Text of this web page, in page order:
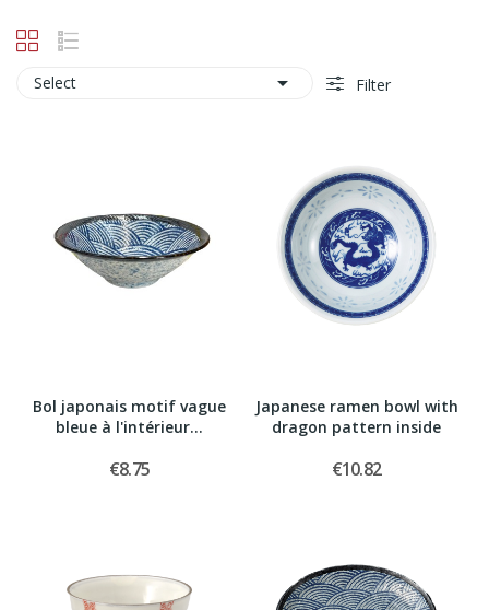
Select  Filter
Bol japonais motif vague
bleue à l'intérieur...
€8.75
Japanese ramen bowl with
dragon pattern inside
€10.82